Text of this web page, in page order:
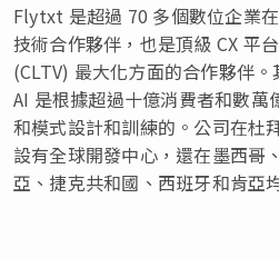
Flytxt 是超過 70 多個數位企業
技術合作夥伴，也是頂級 CX 平
(CLTV) 最大化方面的合作夥伴
AI 是根據超過十億消費者和數萬
和模式設計和訓練的。公司在杜
設有全球開發中心，還在墨西哥
亞、捷克共和國、西班牙和肯亞